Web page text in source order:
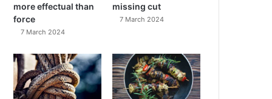
more effectual than
force
7 March 2024
missing cut
7 March 2024